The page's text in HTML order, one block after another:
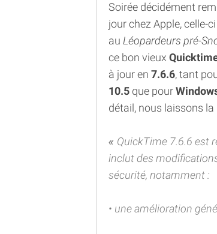
Soirée décidément
jour chez Apple, celle-
au Léopardeurs pré-
ce bon vieux
à jour en 7.6.6, tant
10.5 que pour
détail, nous laissons la
QuickTime 7.6.6 est
inclut des
sécurité, notamment :
• une amélioration